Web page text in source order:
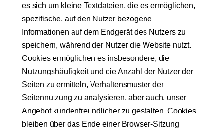
es sich um kleine Textdateien, die es ermöglichen,
spezifische, auf den Nutzer bezogene
Informationen auf dem Endgerät des Nutzers zu
speichern, während der Nutzer die Website nutzt.
Cookies ermöglichen es insbesondere, die
Nutzungshäufigkeit und die Anzahl der Nutzer der
Seiten zu ermitteln, Verhaltensmuster der
Seitennutzung zu analysieren, aber auch, unser
Angebot kundenfreundlicher zu gestalten. Cookies
bleiben über das Ende einer Browser-Sitzung